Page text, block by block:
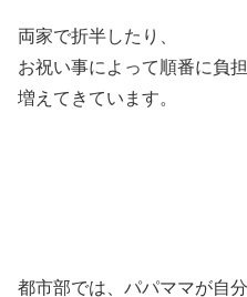
両家で折半したり、
お祝い事によって順番に負
増えてきています。
都市部では、パパママが自